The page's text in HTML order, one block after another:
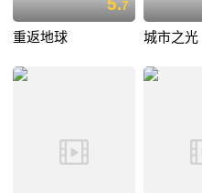
5.7
重返地球 城市之光